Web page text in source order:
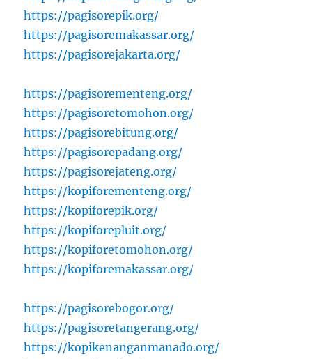
https://pagisorepik.org/
https://pagisoremakassar.org/
https://pagisorejakarta.org/
https://pagisorementeng.org/
https://pagisoretomohon.org/
https://pagisorebitung.org/
https://pagisorepadang.org/
https://pagisorejateng.org/
https://kopiforementeng.org/
https://kopiforepik.org/
https://kopiforepluit.org/
https://kopiforetomohon.org/
https://kopiforemakassar.org/
https://pagisorebogor.org/
https://pagisoretangerang.org/
https://kopikenanganmanado.org/